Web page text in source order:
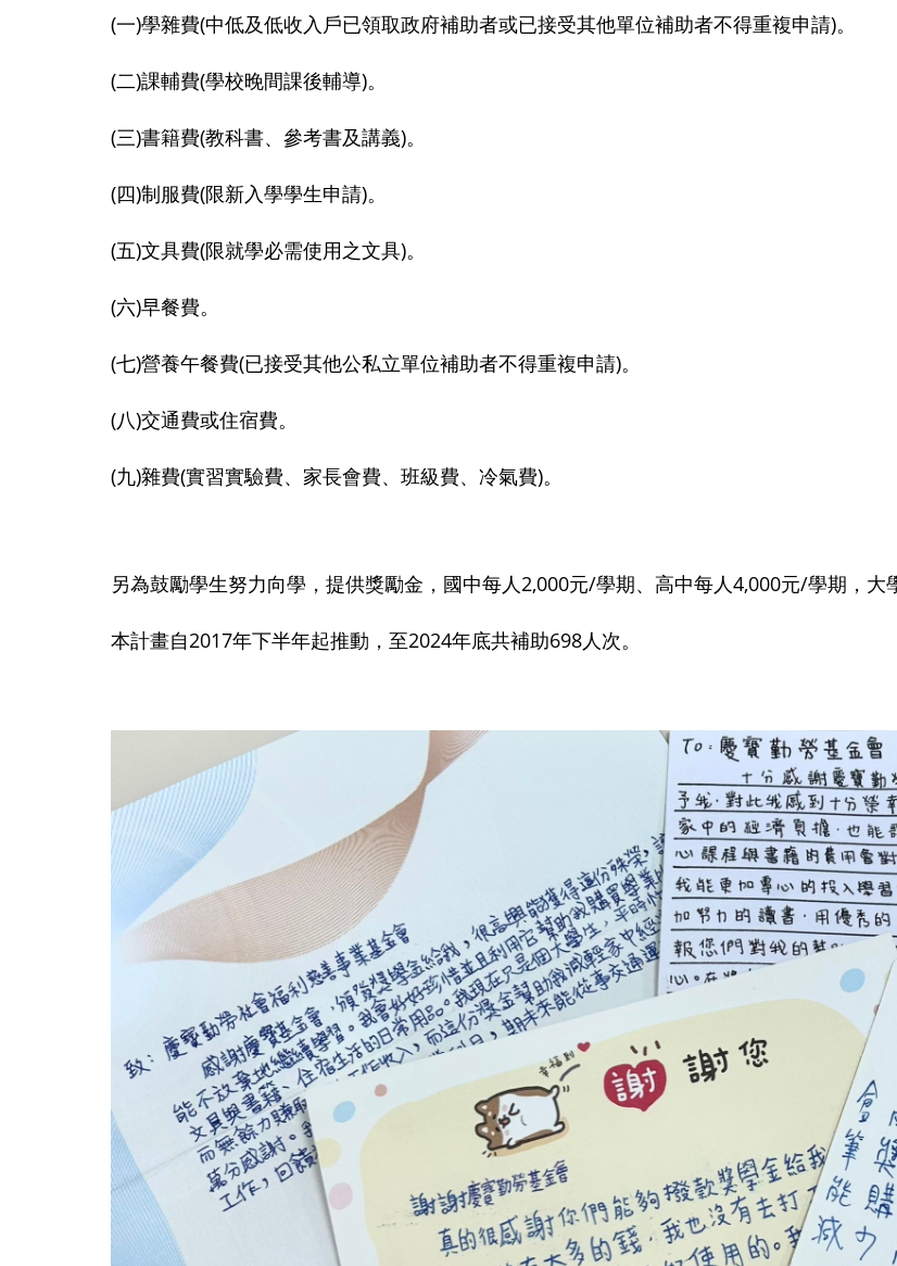
(一)學雜費(中低及低收入戶已領取政府補助者或已接受其他單位補助者不得重複申請)。
(二)課輔費(學校晚間課後輔導)。
(三)書籍費(教科書、參考書及講義)。
(四)制服費(限新入學學生申請)。
(五)文具費(限就學必需使用之文具)。
(六)早餐費。
(七)營養午餐費(已接受其他公私立單位補助者不得重複申請)。
(八)交通費或住宿費。
(九)雜費(實習實驗費、家長會費、班級費、冷氣費)。
另為鼓勵學生努力向學，提供獎勵金，國中每人2,000元/學期、高中每人4,000元/學期，大
本計畫自2017年下半年起推動，至2024年底共補助698人次。